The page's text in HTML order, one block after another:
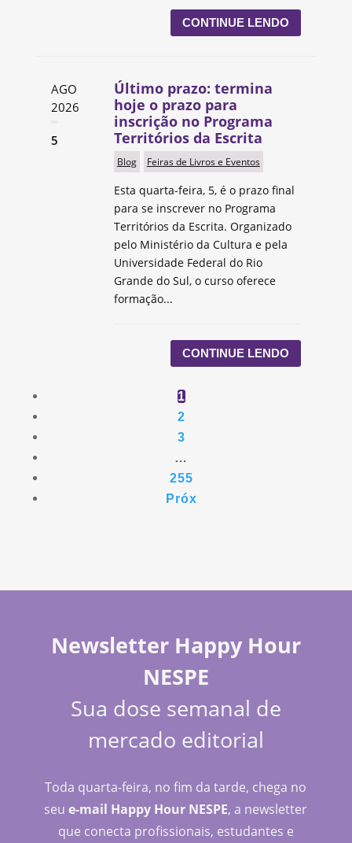
CONTINUE LENDO
AGO
2026
5
Último prazo: termina
hoje o prazo para
inscrição no Programa
Territórios da Escrita
Blog Feiras de Livros e Eventos
Esta quarta-feira, 5, é o prazo final
para se inscrever no Programa
Territórios da Escrita. Organizado
pelo Ministério da Cultura e pela
Universidade Federal do Rio
Grande do Sul, o curso oferece
formação...
CONTINUE LENDO
1
2
3
…
255
Próx
Newsletter Happy Hour
NESPE
Sua dose semanal de
mercado editorial
Toda quarta-feira, no fim da tarde, chega no
seue-mail Happy Hour NESPE, a newsletter
que conecta profissionais, estudantes e